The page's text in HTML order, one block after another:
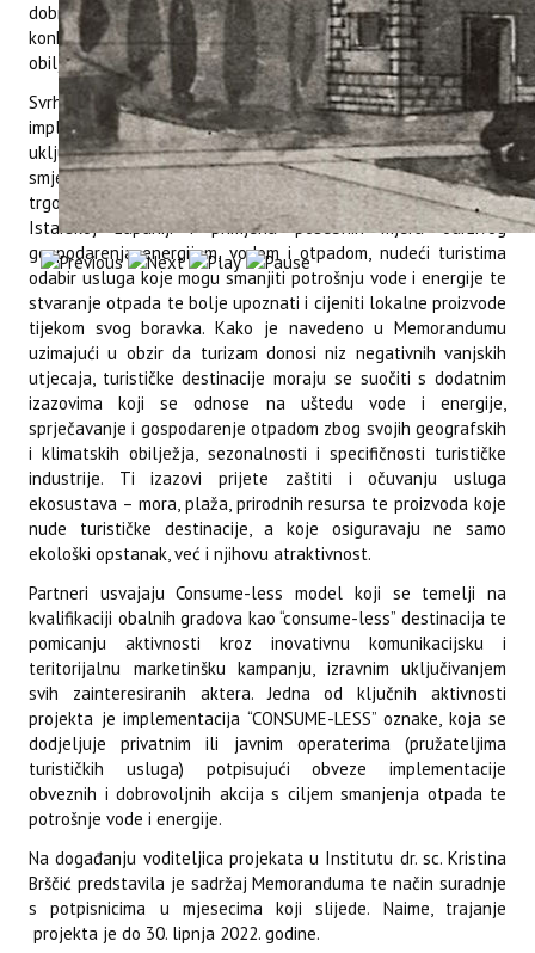
dobrobiti građana i posjetitelja što je dodana vrijednost za
konkurentnost destinacije, osobito u današnjem vremenu
obilježenom pandemijom COVID-19.
Svrha potpisivanja Memoranduma je promicanje
implementacije “ConsumelessMed” oznake, čiji je cilj
uključivanje pružatelja turističkih usluga (hotela, privatnih
smještaja, kampova, kafića i restorana, ljetovališta na plaži,
trgovina lokalnom hranom i rukotvorinama) smještenih u
Istarskoj županiji i primjena posebnih mjera održivog
gospodarenja energijom, vodom i otpadom, nudeći turistima
odabir usluga koje mogu smanjiti potrošnju vode i energije te
stvaranje otpada te bolje upoznati i cijeniti lokalne proizvode
tijekom svog boravka. Kako je navedeno u Memorandumu
uzimajući u obzir da turizam donosi niz negativnih vanjskih
utjecaja, turističke destinacije moraju se suočiti s dodatnim
izazovima koji se odnose na uštedu vode i energije,
sprječavanje i gospodarenje otpadom zbog svojih geografskih
i klimatskih obilježja, sezonalnosti i specifičnosti turističke
industrije. Ti izazovi prijete zaštiti i očuvanju usluga
ekosustava – mora, plaža, prirodnih resursa te proizvoda koje
nude turističke destinacije, a koje osiguravaju ne samo
ekološki opstanak, već i njihovu atraktivnost.
Partneri usvajaju Consume-less model koji se temelji na
kvalifikaciji obalnih gradova kao “consume-less” destinacija te
pomicanju aktivnosti kroz inovativnu komunikacijsku i
teritorijalnu marketinšku kampanju, izravnim uključivanjem
svih zainteresiranih aktera. Jedna od ključnih aktivnosti
projekta je implementacija “CONSUME-LESS” oznake, koja se
dodjeljuje privatnim ili javnim operaterima (pružateljima
turističkih usluga) potpisujući obveze implementacije
obveznih i dobrovoljnih akcija s ciljem smanjenja otpada te
potrošnje vode i energije.
Na događanju voditeljica projekata u Institutu dr. sc. Kristina
Brščić predstavila je sadržaj Memoranduma te način suradnje
s potpisnicima u mjesecima koji slijede. Naime, trajanje
projekta je do 30. lipnja 2022. godine.